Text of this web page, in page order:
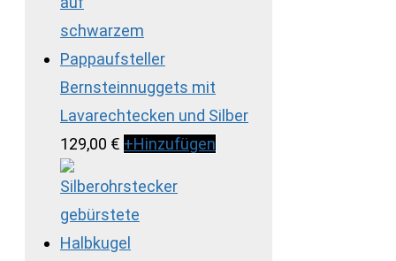
Bernsteinnuggets mit
Lavarechtecken und Silber
129,00 € +Hinzufügen